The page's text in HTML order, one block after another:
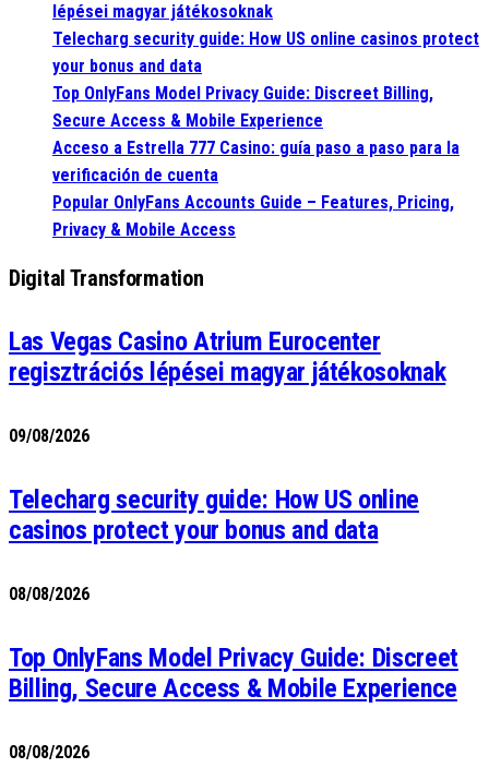
lépései magyar játékosoknak
Telecharg security guide: How US online casinos protect
your bonus and data
Top OnlyFans Model Privacy Guide: Discreet Billing,
Secure Access & Mobile Experience
Acceso a Estrella 777 Casino: guía paso a paso para la
verificación de cuenta
Popular OnlyFans Accounts Guide – Features, Pricing,
Privacy & Mobile Access
Digital Transformation
Las Vegas Casino Atrium Eurocenter
regisztrációs lépései magyar játékosoknak
09/08/2026
Telecharg security guide: How US online
casinos protect your bonus and data
08/08/2026
Top OnlyFans Model Privacy Guide: Discreet
Billing, Secure Access & Mobile Experience
08/08/2026